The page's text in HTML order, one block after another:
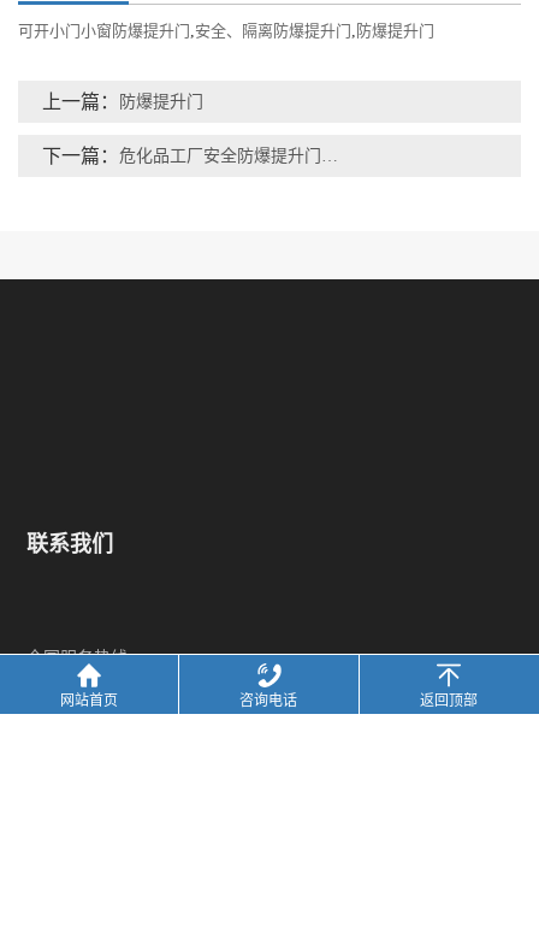
可开小门小窗防爆提升门 安全、隔离防爆提升门 防爆提升门
上一篇： 防爆提升门
下一篇：
联系我们
全国服务热线
17715395571
网站首页 咨询电话 返回顶部